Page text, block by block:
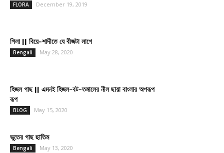
FLORA December 19, 2019
গিলা || বিয়ে-শাদীতে যে বীজটা লাগে
Bengali May 28, 2020
হিজল গাছ || এমনই হিজল-বট-তমালের নীল ছায়া বাংলার অপরূপ
রূপ
BLOG May 15, 2020
ভুতের গাছ ছাতিম
Bengali May 13, 2020